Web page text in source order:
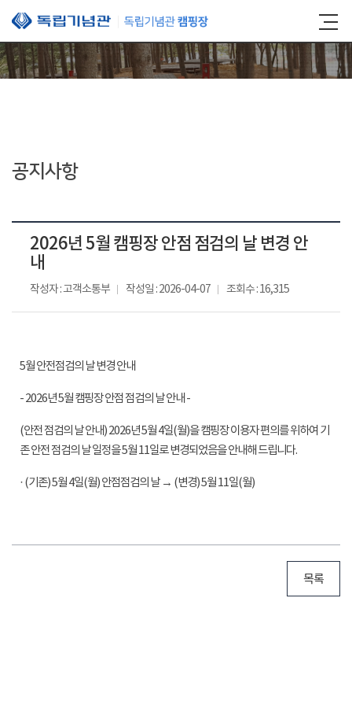
본문 바로가기
공지사항
2026년 5월 캠핑장 안점 점검의 날 변경 안
내
작성자 : 고객소통부 작성일 : 2026-04-07 조회수 : 16,315
5월 안전점검의 날 변경 안내
- 2026년 5월 캠핑장 안점 점검의 날 안내 -
(안전 점검의 날 안내) 2026년 5월 4일(월)을 캠핑장 이용자 편의를 위하여 기
존 안전 점검의 날 일정을 5월 11일로 변경되었음을 안내해 드립니다.
· (기존) 5월 4일(월) 안점점검의 날 → (변경) 5월 11일(월)
목록